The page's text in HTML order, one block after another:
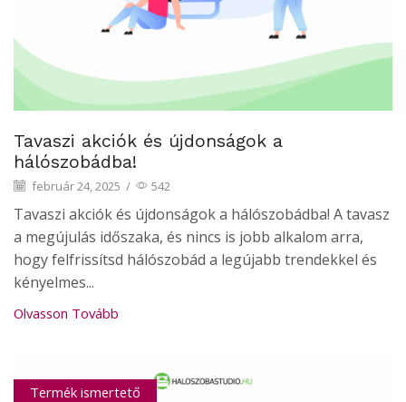
Tavaszi akciók és újdonságok a
hálószobádba!
február 24, 2025 / 542
Tavaszi akciók és újdonságok a hálószobádba! A tavasz
a megújulás időszaka, és nincs is jobb alkalom arra,
hogy felfrissítsd hálószobád a legújabb trendekkel és
kényelmes...
Olvasson Tovább
Termék ismertető